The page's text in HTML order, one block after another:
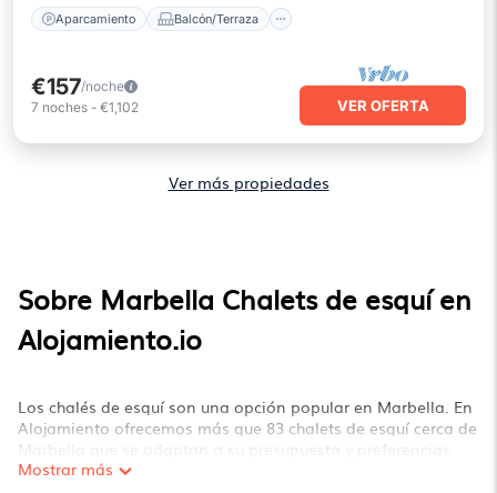
Aparcamiento Balcón/Terraza
€157/noche
7 noches - €1,102 VER OFERTA
Ver más propiedades
Sobre Marbella Chalets de esquí en
Alojamiento.io
Los chalés de esquí son una opción popular en Marbella. En
Alojamiento ofrecemos más que 83 chalets de esquí cerca de
Marbella que se adaptan a su presupuesto y preferencias.
Estos chalets son una gran opción para aquellos que buscan
Mostrar más